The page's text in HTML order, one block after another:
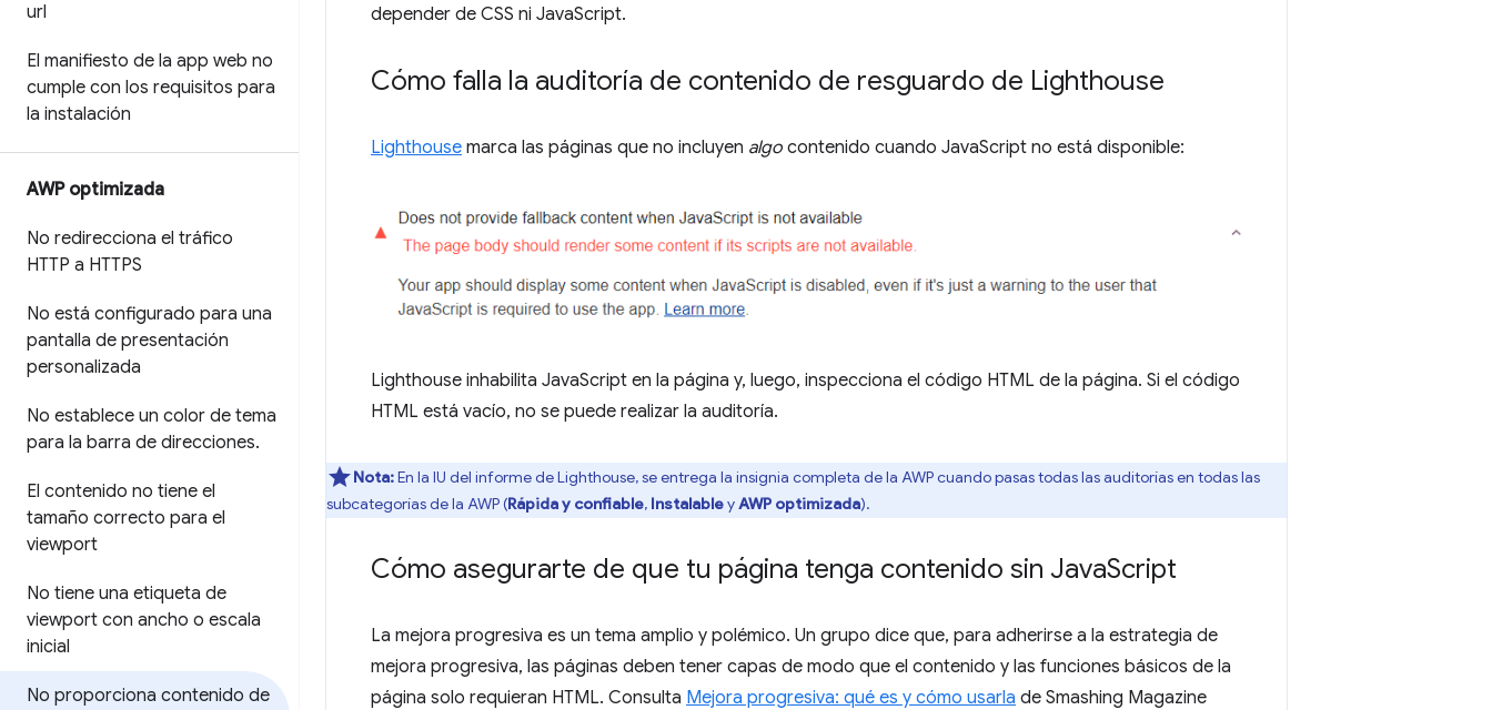
url
El manifiesto de la app web no
cumple con los requisitos para
la instalación
AWP optimizada
No redirecciona el tráfico
HTTP a HTTPS
No está configurado para una
pantalla de presentación
personalizada
No establece un color de tema
para la barra de direcciones.
El contenido no tiene el
tamaño correcto para el
viewport
No tiene una etiqueta de
viewport con ancho o escala
inicial
No proporciona contenido de
depender de CSS ni JavaScript.
Cómo falla la auditoría de contenido de resguardo de Lighthouse
Lighthouse marca las páginas que no incluyen algo contenido cuando JavaScript no está disponible:
Lighthouse inhabilita JavaScript en la página y, luego, inspecciona el código HTML de la página. Si el código
HTML está vacío, no se puede realizar la auditoría.
Nota:En la IU del informe de Lighthouse, se entrega la insignia completa de la AWP cuando pasas todas las auditorías en todas las
subcategorías de la AWP (Rápida y confiable, InstalableyAWP optimizada).
Cómo asegurarte de que tu página tenga contenido sin JavaScript
La mejora progresiva es un tema amplio y polémico. Un grupo dice que, para adherirse a la estrategia de
mejora progresiva, las páginas deben tener capas de modo que el contenido y las funciones básicos de la
página solo requieran HTML. Consulta Mejora progresiva: qué es y cómo usarla de Smashing Magazine